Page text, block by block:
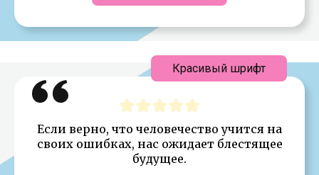
Если верно, что человечество учится на
своих ошибках, нас ожидает блестящее
будущее.
Красивый шрифт